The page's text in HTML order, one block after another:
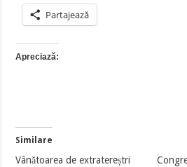
Partajează
Apreciază:
Similare
Vânătoarea de extratereștri